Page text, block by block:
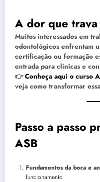
A dor que
Muitos interessados em
odontológicos enfrentam
certificação ou formação
entrada para clínicas e
👉Conheça aqui o curso
veja como transformar
Passo a passo
ASB
Fundamentos da boca e
funcionamento.